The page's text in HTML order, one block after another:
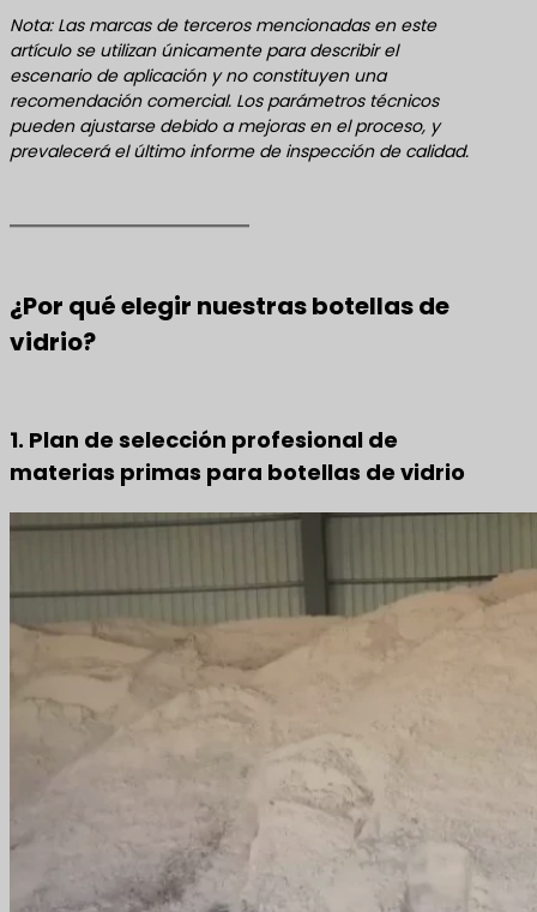
Nota: Las marcas de terceros mencionadas en este
artículo se utilizan únicamente para describir el
escenario de aplicación y no constituyen una
recomendación comercial. Los parámetros técnicos
pueden ajustarse debido a mejoras en el proceso, y
prevalecerá el último informe de inspección de calidad.
¿Por qué elegir nuestras botellas de
vidrio?
1. Plan de selección profesional de
materias primas para botellas de vidrio